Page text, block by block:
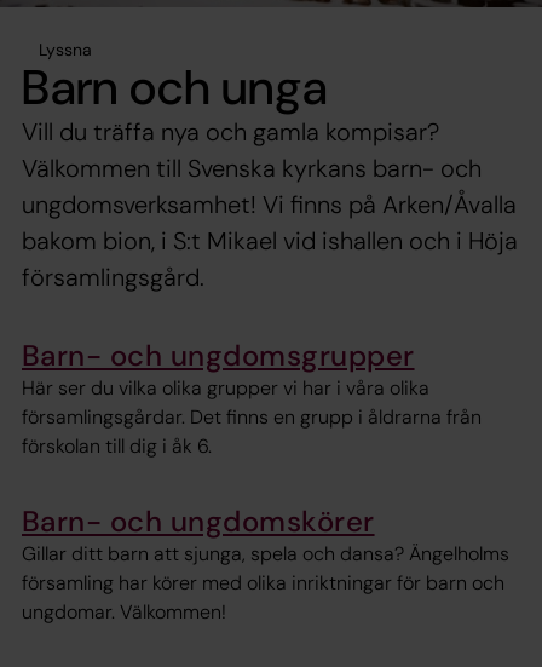
Lyssna
Barn och unga
Vill du träffa nya och gamla kompisar?
Välkommen till Svenska kyrkans barn- och
ungdomsverksamhet! Vi finns på Arken/Åvalla
bakom bion, i S:t Mikael vid ishallen och i Höja
församlingsgård.
Barn- och ungdomsgrupper
Här ser du vilka olika grupper vi har i våra olika
församlingsgårdar. Det finns en grupp i åldrarna från
förskolan till dig i åk 6.
Barn- och ungdomskörer
Gillar ditt barn att sjunga, spela och dansa? Ängelholms
församling har körer med olika inriktningar för barn och
ungdomar. Välkommen!